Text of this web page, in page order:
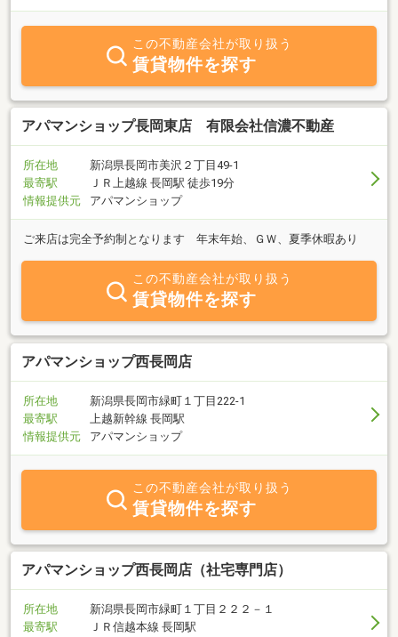
この不動産会社が取り扱う
賃貸物件を探す
アパマンショップ長岡東店 有限会社信濃不動産
所在地
新潟県長岡市美沢２丁目49-1
最寄駅
ＪＲ上越線 長岡駅 徒歩19分
情報提供元
アパマンショップ
ご来店は完全予約制となります 年末年始、ＧＷ、夏季休暇あり
この不動産会社が取り扱う
賃貸物件を探す
アパマンショップ西長岡店
所在地
新潟県長岡市緑町１丁目222-1
最寄駅
上越新幹線 長岡駅
情報提供元
アパマンショップ
この不動産会社が取り扱う
賃貸物件を探す
アパマンショップ西長岡店（社宅専門店）
所在地
新潟県長岡市緑町１丁目２２２－１
最寄駅
ＪＲ信越本線 長岡駅